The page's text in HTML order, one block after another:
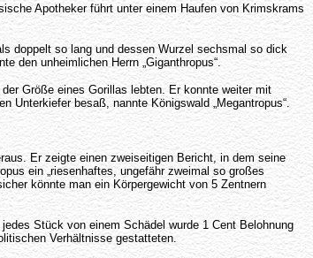
Apotheker führt unter einem Haufen von Krimskrams
doppelt so lang und dessen Wurzel sechsmal so dick
den unheimlichen Herrn „Giganthropus“.
Größe eines Gorillas lebten. Er konnte weiter mit
Unterkiefer besaß, nannte Königswald „Megantropus“.
Er zeigte einen zweiseitigen Bericht, in dem seine
ein „riesenhaftes, ungefähr zweimal so großes
könnte man ein Körpergewicht von 5 Zentnern
Stück von einem Schädel wurde 1 Cent Belohnung
Verhältnisse gestatteten.